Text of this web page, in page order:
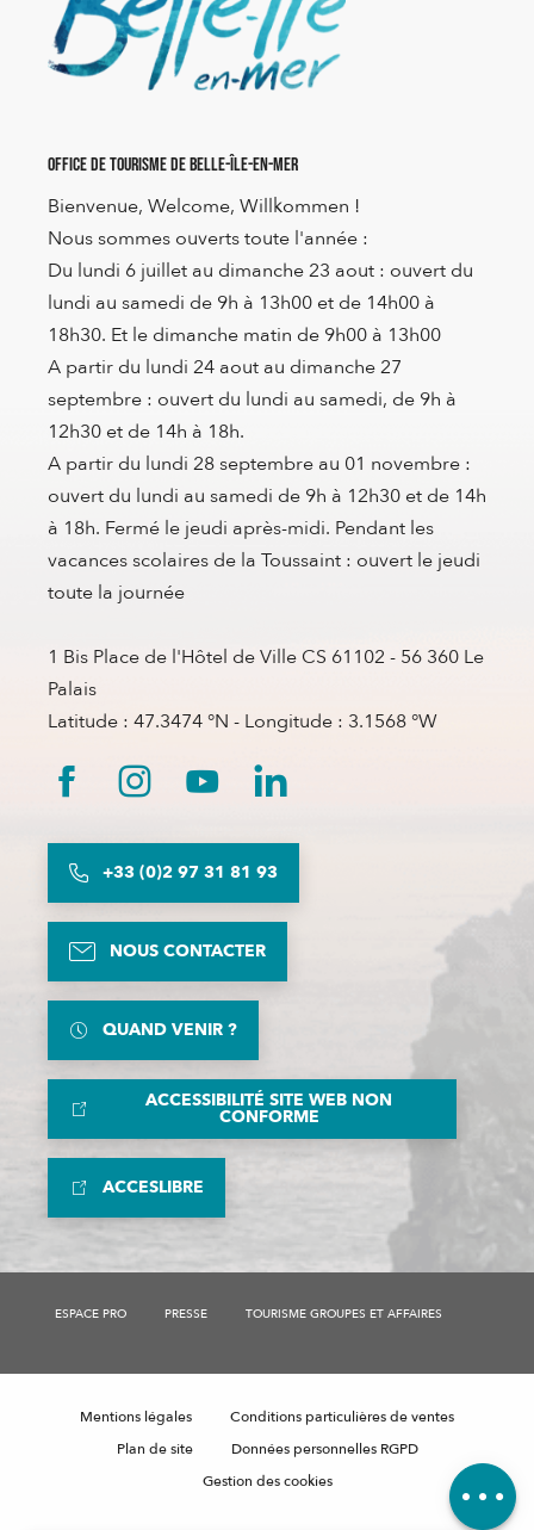
Description
Disponibilités
Contacter
Avis
Office de Tourisme de Belle-Île-en-Mer
Bienvenue, Welcome, Willkommen !
Nous sommes ouverts toute l'année :
Du lundi 6 juillet au dimanche 23 aout : ouvert du
lundi au samedi de 9h à 13h00 et de 14h00 à
18h30. Et le dimanche matin de 9h00 à 13h00
A partir du lundi 24 aout au dimanche 27
septembre : ouvert du lundi au samedi, de 9h à
12h30 et de 14h à 18h.
A partir du lundi 28 septembre au 01 novembre :
ouvert du lundi au samedi de 9h à 12h30 et de 14h
à 18h. Fermé le jeudi après-midi. Pendant les
vacances scolaires de la Toussaint : ouvert le jeudi
toute la journée
1 Bis Place de l'Hôtel de Ville CS 61102 - 56 360 Le
Palais
Latitude : 47.3474 °N - Longitude : 3.1568 °W
+33 (0)2 97 31 81 93
NOUS CONTACTER
QUAND VENIR ?
ACCESSIBILITÉ SITE WEB NON
CONFORME
ACCESLIBRE
ESPACE PRO PRESSE TOURISME GROUPES ET AFFAIRES
Mentions légales
Conditions particulières de ventes
Plan de site
Données personnelles RGPD
Gestion des cookies